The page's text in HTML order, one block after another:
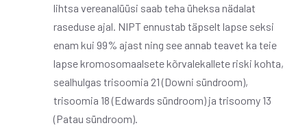
lihtsa vereanalüüsi saab teha üheksa nädalat
raseduse ajal. NIPT ennustab täpselt lapse seksi
enam kui 99% ajast ning see annab teavet ka teie
lapse kromosomaalsete kõrvalekallete riski kohta,
sealhulgas trisoomia 21 (Downi sündroom),
trisoomia 18 (Edwards sündroom) ja trisoomy 13
(Patau sündroom).